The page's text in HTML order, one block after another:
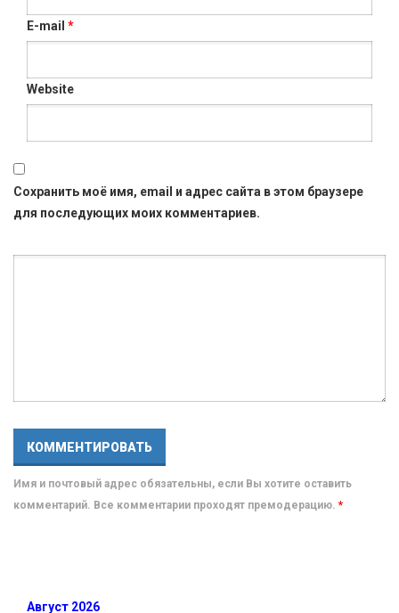
E-mail *
Website
Сохранить моё имя, email и адрес сайта в этом браузере
для последующих моих комментариев.
Имя и почтовый адрес обязательны, если Вы хотите оставить
комментарий. Все комментарии проходят премодерацию. *
Август 2026